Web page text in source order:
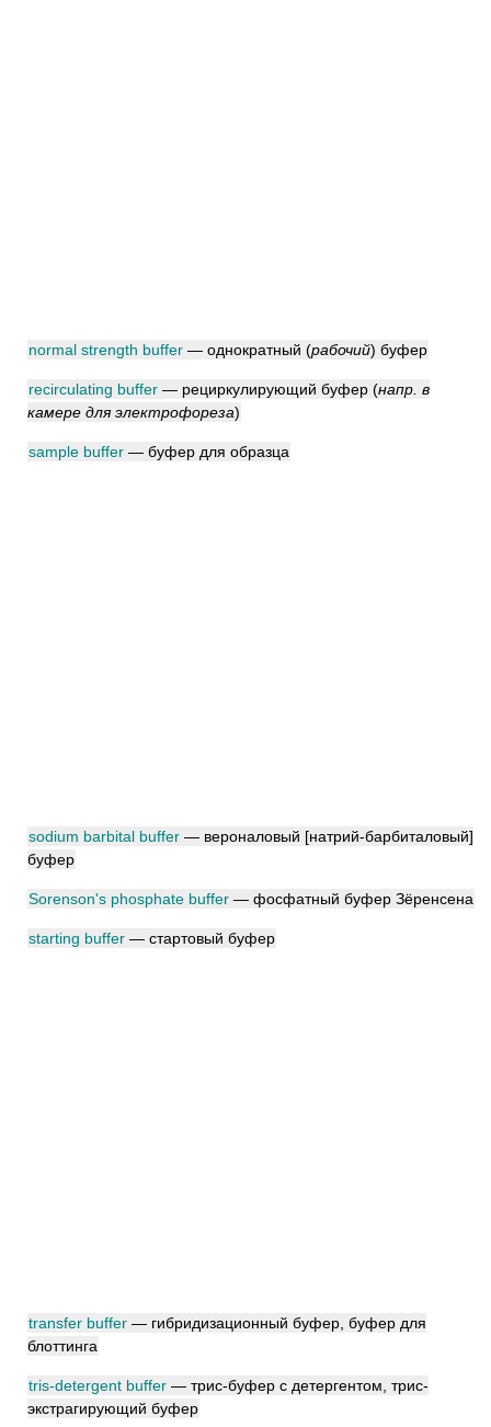
normal strength buffer — однократный (рабочий) буфер
recirculating buffer — рециркулирующий буфер (напр. в
камере для электрофореза)
sample buffer — буфер для образца
sodium barbital buffer — вероналовый [натрий-барбиталовый]
буфер
Sorenson's phosphate buffer — фосфатный буфер Зёренсена
starting buffer — стартовый буфер
transfer buffer — гибридизационный буфер, буфер для
блоттинга
tris-detergent buffer — трис-буфер с детергентом, трис-
экстрагирующий буфер